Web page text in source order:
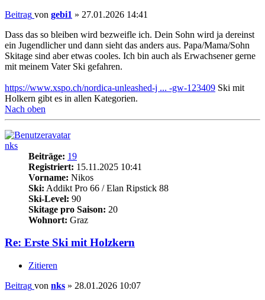
Beitrag von gebi1 » 27.01.2026 14:41
Dass das so bleiben wird bezweifle ich. Dein Sohn wird ja dereinst
ein Jugendlicher und dann sieht das anders aus. Papa/Mama/Sohn
Skitage sind aber etwas cooles. Ich bin auch als Erwachsener gerne
mit meinem Vater Ski gefahren.
https://www.xspo.ch/nordica-unleashed-j ... -gw-123409 Ski mit
Holkern gibt es in allen Kategorien.
Nach oben
nks
Beiträge: 19
Registriert: 15.11.2025 10:41
Vorname: Nikos
Ski: Addikt Pro 66 / Elan Ripstick 88
Ski-Level: 90
Skitage pro Saison: 20
Wohnort: Graz
Re: Erste Ski mit Holzkern
Zitieren
Beitrag von nks » 28.01.2026 10:07